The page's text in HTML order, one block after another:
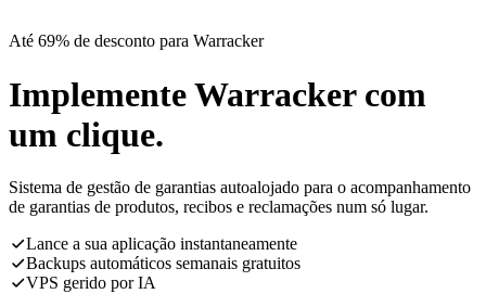
Até 69% de desconto para Warracker
Implemente Warracker com
um clique.
Sistema de gestão de garantias autoalojado para o acompanhamento
de garantias de produtos, recibos e reclamações num só lugar.
Lance a sua aplicação instantaneamente
Backups automáticos semanais gratuitos
VPS gerido por IA